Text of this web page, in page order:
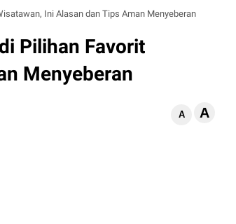
Ini Alasan dan Tips Aman Menyeberan
Pilihan Favorit
Menyeberan
A A